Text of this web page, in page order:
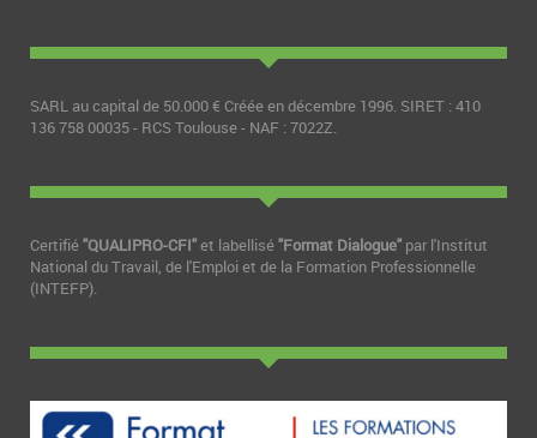
SARL au capital de 50.000 € Créée en décembre 1996. SIRET : 410
136 758 00035 - RCS Toulouse - NAF : 7022Z.
Certifié"QUALIPRO-CFI"et labellisé"Format Dialogue" par l'Institut
National du Travail, de l'Emploi et de la Formation Professionnelle
(INTEFP).